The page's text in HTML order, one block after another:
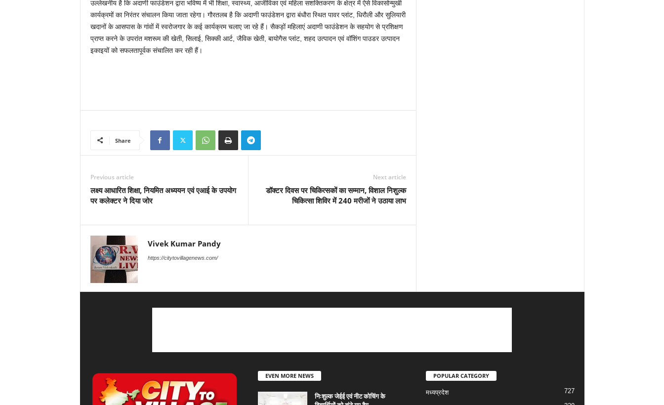
उल्लेखनीय है कि अदाणी फाउंडेशन द्वारा भविष्य में भी शिक्षा, स्वास्थ्य, आजीविका एवं महिला सशक्तिकरण के क्षेत्र में ऐसे विकासोन्मुखी
कार्यक्रमों का निरंतर संचालन किया जाता रहेगा। गौरतलब है कि अदाणी फाउंडेशन द्वारा बंधौरा स्थित पावर प्लांट, धिरौली और सुलियारी
खदानों के आसपास के गांवों में स्वरोजगार के कई कार्यक्रम चलाए जा रहे हैं। सैकड़ों महिलाएं अदाणी फाउंडेशन के सहयोग से प्रशिक्षण
प्राप्त करने के उपरांत मशरूम की खेती, सिलाई, सिक्की आर्ट, जैविक खेती, बायोगैस प्लांट, शहद उत्पादन एवं वॉशिंग पाउडर उत्पादन
इकाइयों को सफलतापूर्वक संचालित कर रही हैं।
Share
Previous article
लक्ष्य आधारित शिक्षा, नियमित अध्ययन एवं एआई के उपयोग
पर कलेक्टर ने दिया जोर
Next article
डॉक्टर दिवस पर चिकित्सकों का सम्मान, विशाल निशुल्क
चिकित्सा शिविर में 240 मरीजों ने उठाया लाभ
Vivek Kumar Pandy
https://citytovillagenews.com/
EVEN MORE NEWS
निःशुल्क जेईई एवं नीट कोचिंग के
POPULAR CATEGORY
मध्यप्रदेश 727